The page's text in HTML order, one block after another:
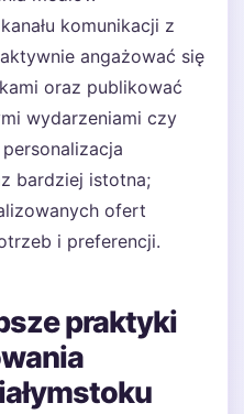
komunikacji z
angażować się
oraz publikować
wydarzeniami czy
bardziej istotna;
ofert
i preferencji.
praktyki